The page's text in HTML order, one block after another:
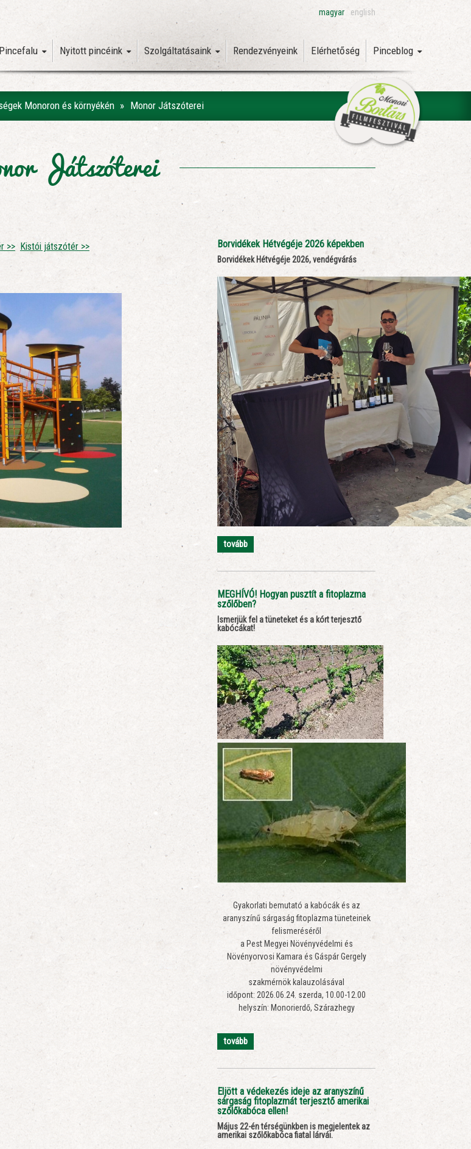
magyar english
Nyitott pincéink Szolgáltatásaink Rendezvényeink Elérhetőség Pinceblog
Monoron és környékén Monor Játszóterei
Játszóterei
>> Kistói játszótér >> Borvidékek Hétvégéje 2026 képekben
Borvidékek Hétvégéje 2026, vendégvárás
tovább
MEGHÍVÓ! Hogyan pusztít a fitoplazma
szőlőben?
Ismerjük fel a tüneteket és a kórt terjesztő
kabócákat!
Gyakorlati bemutató a kabócák és az
aranyszínű sárgaság fitoplazma tüneteinek
felismeréséről
a Pest Megyei Növényvédelmi és
Növényorvosi Kamara és Gáspár Gergely
növényvédelmi
szakmérnök kalauzolásával
időpont: 2026.06.24. szerda, 10.00-12.00
helyszín: Monorierdő, Szárazhegy
tovább
Eljött a védekezés ideje az aranyszínű
sárgaság fitoplazmát terjesztő amerikai
szőlőkabóca ellen!
Május 22-én térségünkben is megjelentek az
amerikai szőlőkabóca fiatal lárvái.